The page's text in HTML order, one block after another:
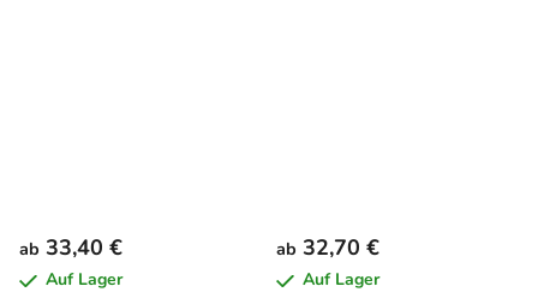
ab 33,40 €
Auf Lager
ab 32,70 €
Auf Lager